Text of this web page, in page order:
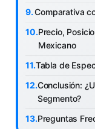
Comparativa
Precio,
Mexicano
Tabla de
Conclusión:
Segmento?
Preguntas